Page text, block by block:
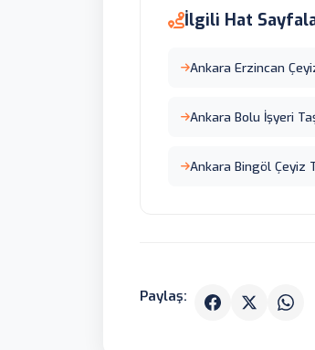
İlgili Hat
Ankara Erzincan
Ankara Bolu İşyeri
Ankara Bingöl Çeyiz
Paylaş: